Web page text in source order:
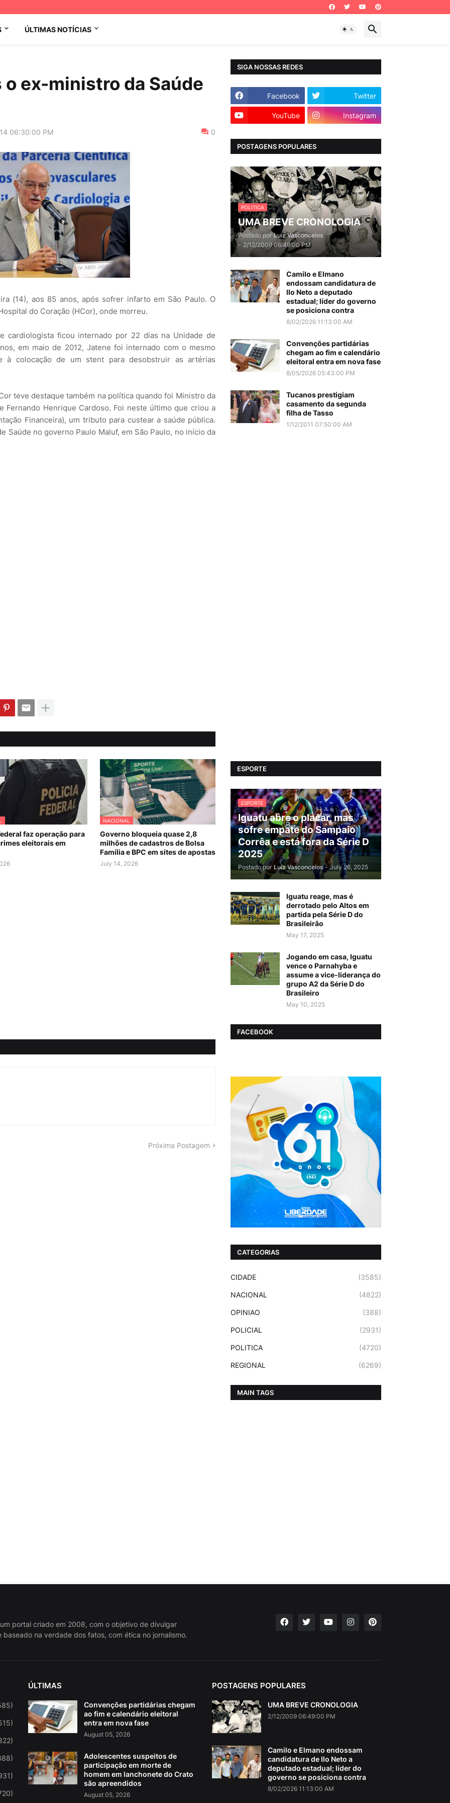
ÚLTIMAS NOTÍCIAS
ex-ministro da Saúde
06:30:00 PM 0
(14), aos 85 anos, após sofrer infarto em São Paulo. O
do Coração (HCor), onde morreu.
cardiologista ficou internado por 22 dias na Unidade de
em maio de 2012, Jatene foi internado com o mesmo
à colocação de um stent para desobstruir as artérias
teve destaque também na política quando foi Ministro da
Fernando Henrique Cardoso. Foi neste último que criou a
Financeira), um tributo para custear a saúde pública.
Saúde no governo Paulo Maluf, em São Paulo, no início da
faz operação para
eleitorais em
NACIONAL
Governo bloqueia quase 2,8
milhões de cadastros de Bolsa
Família e BPC em sites de apostas
July 14, 2026
Próxima Postagem
SIGA NOSSAS REDES
Facebook Twitter
YouTube Instagram
POSTAGENS POPULARES
POLITICA
UMA BREVE CRONOLOGIA
Postado por Luiz Vasconcelos
- 2/12/2009 06:49:00 PM
Camilo e Elmano
endossam candidatura de
Ilo Neto a deputado
estadual; líder do governo
se posiciona contra
8/02/2026 11:13:00 AM
Convenções partidárias
chegam ao fim e calendário
eleitoral entra em nova fase
8/05/2026 05:43:00 PM
Tucanos prestigiam
casamento da segunda
filha de Tasso
1/12/2011 07:50:00 AM
ESPORTE
ESPORTE
Iguatu abre o placar, mas
sofre empate do Sampaio
Corrêa e está fora da Série D
2025
Postado por Luiz Vasconcelos - July 26, 2025
Iguatu reage, mas é
derrotado pelo Altos em
partida pela Série D do
Brasileirão
May 17, 2025
Jogando em casa, Iguatu
vence o Parnahyba e
assume a vice-liderança do
grupo A2 da Série D do
Brasileiro
May 10, 2025
FACEBOOK
CATEGORIAS
CIDADE (3585)
NACIONAL (4822)
OPINIAO (388)
POLICIAL (2931)
POLITICA (4720)
REGIONAL (6269)
MAIN TAGS
portal criado em 2008, com o objetivo de divulgar
baseado na verdade dos fatos, com ética no jornalismo.
ÚLTIMAS
Convenções partidárias chegam
ao fim e calendário eleitoral
entra em nova fase
August 05, 2026
Adolescentes suspeitos de
participação em morte de
homem em lanchonete do Crato
são apreendidos
August 05, 2026
POSTAGENS POPULARES
UMA BREVE CRONOLOGIA
2/12/2009 06:49:00 PM
Camilo e Elmano endossam
candidatura de Ilo Neto a
deputado estadual; líder do
governo se posiciona contra
8/02/2026 11:13:00 AM